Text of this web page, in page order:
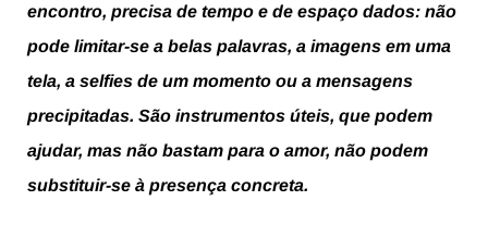
encontro, precisa de tempo e de espaço dados: não
pode limitar-se a belas palavras, a imagens em uma
tela, a selfies de um momento ou a mensagens
precipitadas. São instrumentos úteis, que podem
ajudar, mas não bastam para o amor, não podem
substituir-se à presença concreta.